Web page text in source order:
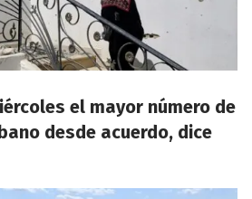
el mayor número de
desde acuerdo, dice